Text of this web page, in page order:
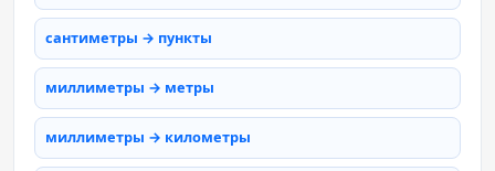
сантиметры → пункты
миллиметры → метры
миллиметры → километры